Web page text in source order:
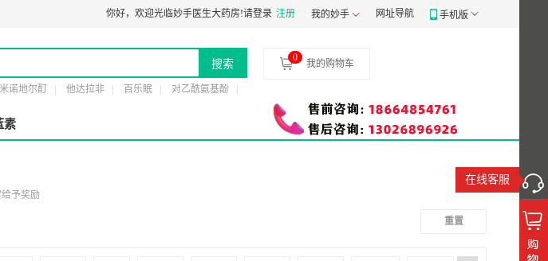
粤穗食药监械经营备20191807号 食品经营许可证：JY14401030058197 药品经营质量管理规范认证证书：
你好， 欢迎光临妙手医生大药房!请登录 注册 我的妙手 网址导航 手机版
搜索
米诺地尔酊 他达拉非 百乐眠
对乙酰氨基酚
在线客服
0
我的购物车
素
予奖励
重置